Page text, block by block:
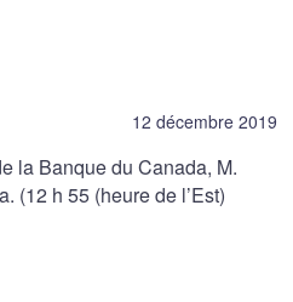
12 décembre 2019
la Banque du Canada, M.
(12 h 55 (heure de l’Est)